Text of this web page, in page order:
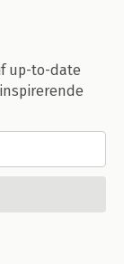
up-to-date